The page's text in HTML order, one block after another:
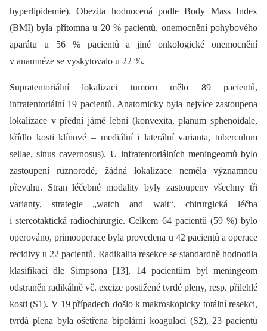
hyperlipidemie). Obezita hodnocená podle Body Mass Index
(BMI) byla přítomna u 20 % pacientů, onemocnění pohybového
aparátu u 56 % pacientů a jiné onkologické onemocnění
v anamnéze se vyskytovalo u 22 %.
Supratentoriální lokalizaci tumoru mělo 89 pacientů,
infratentoriální 19 pacientů. Anatomicky byla nejvíce zastoupena
lokalizace v přední jámě lební (konvexita, planum sphenoidale,
křídlo kosti klínové –⁠ mediální i laterální varianta, tuberculum
sellae, sinus cavernosus). U infratentoriálních meningeomů bylo
zastoupení různorodé, žádná lokalizace neměla významnou
převahu. Stran léčebné modality byly zastoupeny všechny tři
varianty, strategie „watch and wait“, chirurgická léčba
i stereotaktická radiochirurgie. Celkem 64 pacientů (59 %) bylo
operováno, primooperace byla provedena u 42 pacientů a operace
recidivy u 22 pacientů. Radikalita resekce se standardně hodnotila
klasifikací dle Simpsona [13], 14 pacientům byl meningeom
odstraněn radikálně vč. excize postižené tvrdé pleny, resp. přilehlé
kosti (S1). V 19 případech došlo k makroskopicky totální resekci,
tvrdá plena byla ošetřena bipolární koagulací (S2), 23 pacientů